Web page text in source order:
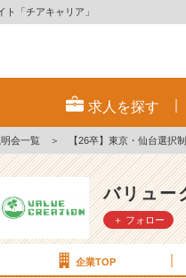
「チアキャリア」
求人を探す
会一覧 ＞ 【26卒】東京・仙台選択
バリュー
＋ フォロー
企業TOP